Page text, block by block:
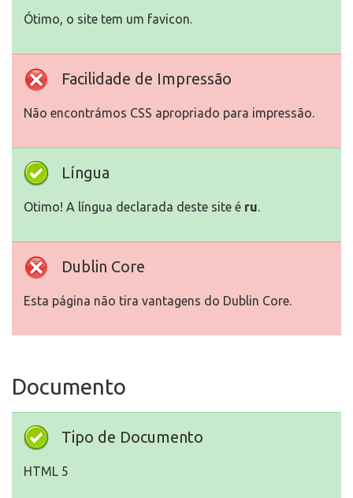
Ótimo, o site tem um favicon.
Facilidade de Impressão
Não encontrámos CSS apropriado para impressão.
Língua
Otimo! A língua declarada deste site é ru.
Dublin Core
Esta página não tira vantagens do Dublin Core.
Documento
Tipo de Documento
HTML 5